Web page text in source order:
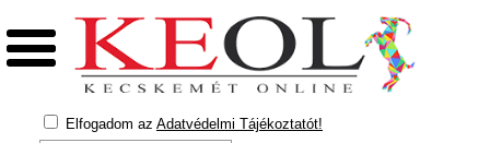
Elfogadom az Adatvédelmi Tájékoztatót!